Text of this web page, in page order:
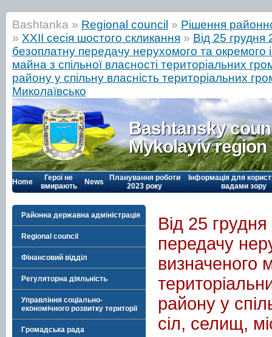
Bashtanka » Regional council » Рішення
» ХХIІ сесія шостого скликання » Від 25
безоплатну передачу нерухомого та окремого
майна з спільної власності територіальних
району у спільну власність територіальних
Миколаївсько
Bashtansky
Mykolayiv region
Home
Герої не
вмирають
News
Планування роботи
2023 року
Інформація для
вадами зору
Районна державна адміністрація
Regional council
Фінансовий відділ
Регуляторна діяльність
Управління соціально-
економічного розвитку території
Громадська рада
Від 25
передачу
визначеного
району у
сіл, селищ,